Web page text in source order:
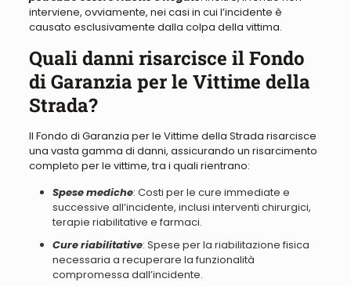
interviene, ovviamente, nei casi in cui l’incidente è
causato esclusivamente dalla colpa della vittima.
Quali danni risarcisce il Fondo
di Garanzia per le Vittime della
Strada?
Il Fondo di Garanzia per le Vittime della Strada risarcisce
una vasta gamma di danni, assicurando un risarcimento
completo per le vittime, tra i quali rientrano:
Spese mediche: Costi per le cure immediate e
successive all’incidente, inclusi interventi chirurgici,
terapie riabilitative e farmaci.
Cure riabilitative: Spese per la riabilitazione fisica
necessaria a recuperare la funzionalità
compromessa dall’incidente.